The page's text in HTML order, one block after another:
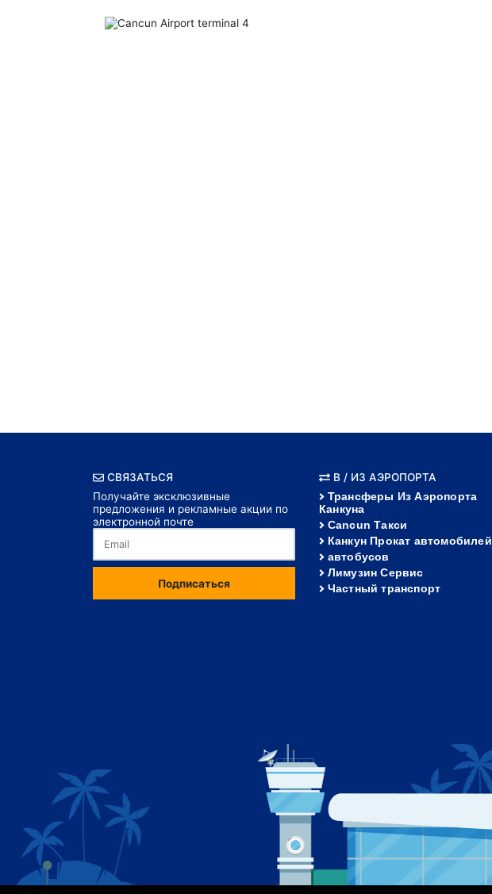
СВЯЗАТЬСЯ
Получайте эксклюзивные
предложения и рекламные акции по
электронной почте
Подписаться
В / ИЗ АЭРОПОРТА
Трансферы Из Аэропорта
Канкуна
Cancun Такси
Канкун Прокат автомобилей
автобусов
Лимузин Сервис
Частный транспорт